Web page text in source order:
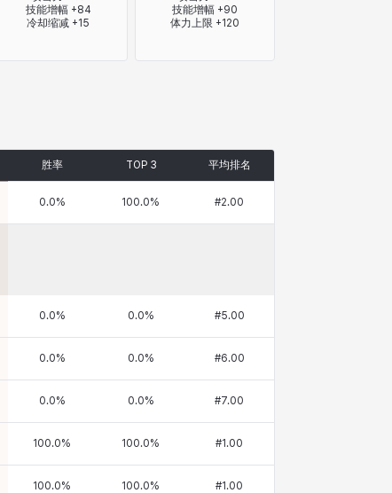
技能增幅 +84
冷却缩减 +15
技能增幅 +90
体力上限 +120
胜率 TOP 3 平均排名
0.0% 100.0% #2.00
0.0% 0.0% #5.00
0.0% 0.0% #6.00
0.0% 0.0% #7.00
100.0% 100.0% #1.00
100.0% 100.0% #1.00